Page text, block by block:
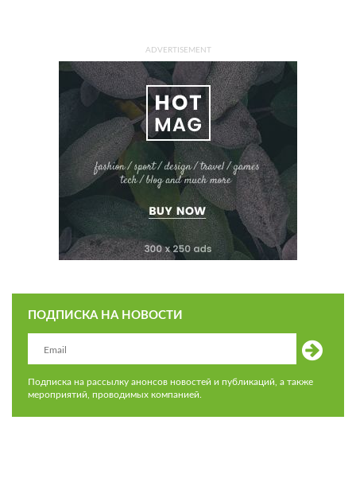
ADVERTISEMENT
ПОДПИСКА НА НОВОСТИ
Подписка на рассылку анонсов новостей и публикаций, а также
мероприятий, проводимых компанией.